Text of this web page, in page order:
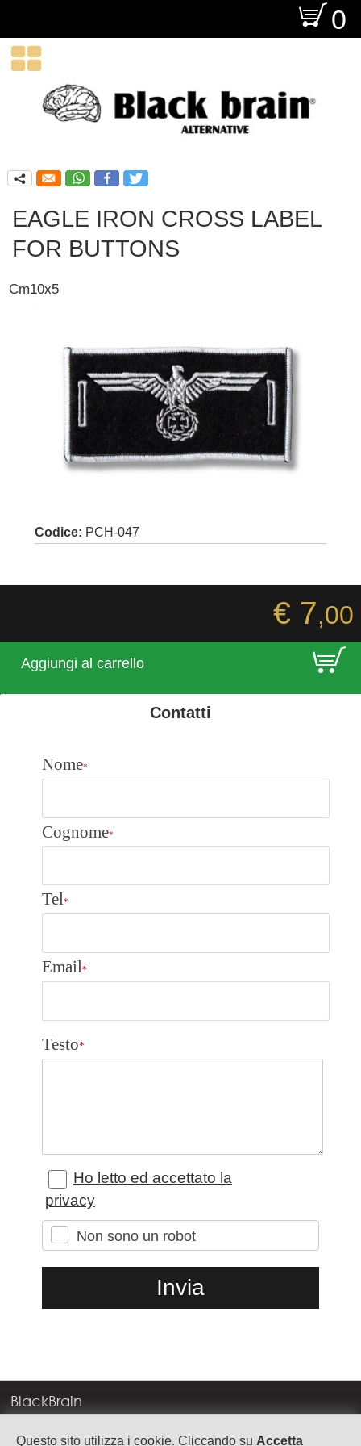
Questo sito utilizza i cookie. Cliccando su Accetta
O 0

q
EAGLE IRON CROSS LABEL
FOR BUTTONS
Cm10x5
Codice: PCH-047
€ 7,00
Aggiungi al carrello E
Contatti
Nome*
Cognome*
Tel*
Email*
Testo*
Ho letto ed accettato la
privacy
Non sono un robot
BlackBrain
Corso Milano, 83